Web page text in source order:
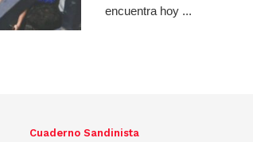
encuentra hoy ...
Cuaderno Sandinista